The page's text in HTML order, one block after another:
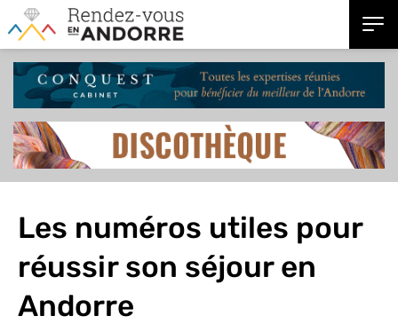
Les numéros utiles pour
réussir son séjour en
Andorre